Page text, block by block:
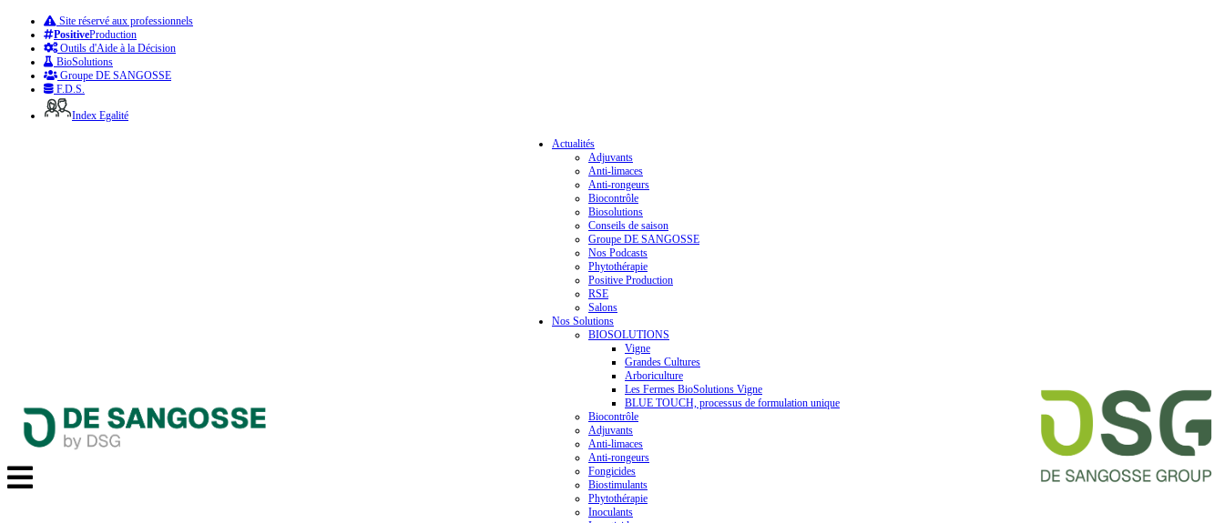
Site réservé aux professionnels
PositiveProduction
Outils d'Aide à la Décision
BioSolutions
Groupe DE SANGOSSE
F.D.S.
Index Egalité
Actualités
Adjuvants
Anti-limaces
Anti-rongeurs
Biocontrôle
Biosolutions
Conseils de saison
Groupe DE SANGOSSE
Nos Podcasts
Phytothérapie
Positive Production
RSE
Salons
Nos Solutions
BIOSOLUTIONS
Vigne
Grandes Cultures
Arboriculture
Les Fermes BioSolutions Vigne
BLUE TOUCH, processus de formulation unique
Biocontrôle
Adjuvants
Anti-limaces
Anti-rongeurs
Fongicides
Biostimulants
Phytothérapie
Inoculants